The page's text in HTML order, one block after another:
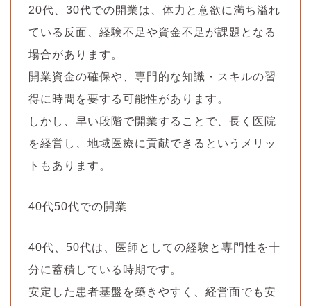
20代、30代での開業は、体力と意欲に満ち溢れ
ている反面、経験不足や資金不足が課題となる
場合があります。
開業資金の確保や、専門的な知識・スキルの習
得に時間を要する可能性があります。
しかし、早い段階で開業することで、長く医院
を経営し、地域医療に貢献できるというメリッ
トもあります。
40代50代での開業
40代、50代は、医師としての経験と専門性を十
分に蓄積している時期です。
安定した患者基盤を築きやすく、経営面でも安